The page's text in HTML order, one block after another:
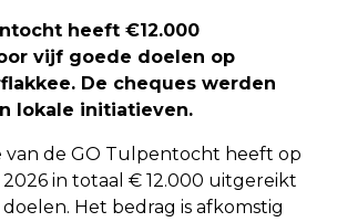
heeft €12.000
vijf goede doelen op
De cheques werden
lokale initiatieven.
van de GO Tulpentocht heeft op
in totaal € 12.000 uitgereikt
Het bedrag is afkomstig